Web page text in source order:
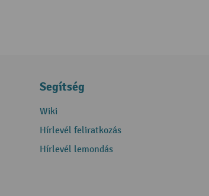
Segítség
Wiki
Hírlevél feliratkozás
Hírlevél lemondás